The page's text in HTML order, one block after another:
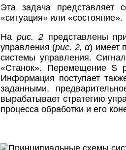
Эта задача представляет
«ситуация» или «состояние».
На рис. 2представлены
управления (рис. 2, α) имеет
системы управления.
«Станок». Перемещение S
Информация поступает
заданными,
вырабатывает стратегию
процесса обработки и его